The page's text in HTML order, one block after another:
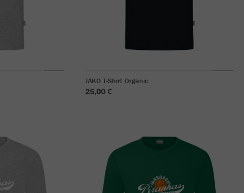
JAKO T-Shirt Organic
25,00 €